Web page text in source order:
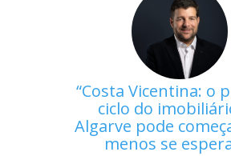
Costa Vicentina: o
ciclo do
Algarve pode
menos se